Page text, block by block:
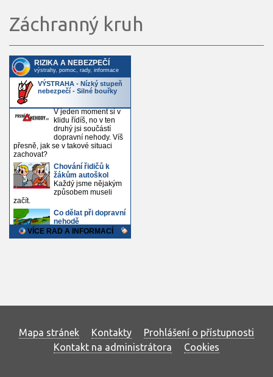
Záchranný kruh
Mapa stránek Kontakty
Prohlášení o přístupnosti
Kontakt na administrátora
Cookies